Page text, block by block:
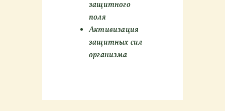
защитного
поля
Активизация
защитных сил
организма